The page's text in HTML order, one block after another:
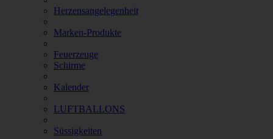
Herzensangelegenheit
Marken-Produkte
Feuerzeuge
Schirme
Kalender
LUFTBALLONS
Süssigkeiten